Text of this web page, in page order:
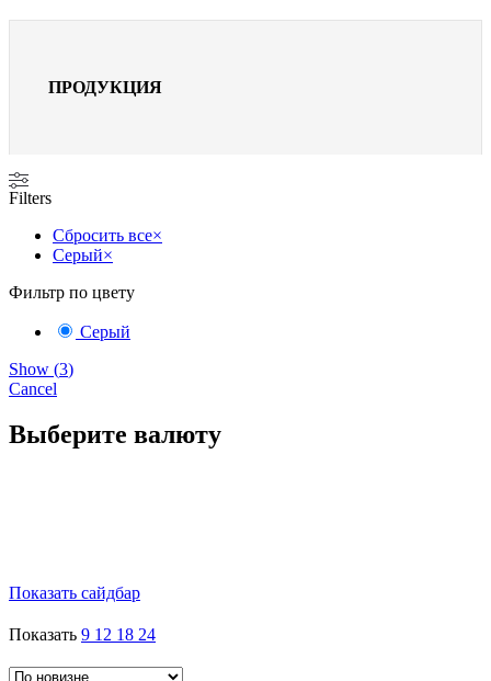
ПРОДУКЦИЯ
Filters
Сбросить все×
Серый×
Фильтр по цвету
Серый
Show (3)
Cancel
Выберите валюту
Показать сайдбар
Показать 9 12 18 24